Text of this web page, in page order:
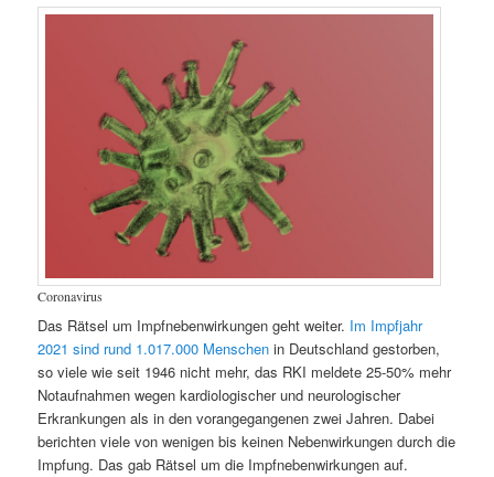
Coronavirus
Das Rätsel um Impfnebenwirkungen geht weiter. Im Impfjahr
2021 sind rund 1.017.000 Menschen in Deutschland gestorben,
so viele wie seit 1946 nicht mehr, das RKI meldete 25-50% mehr
Notaufnahmen wegen kardiologischer und neurologischer
Erkrankungen als in den vorangegangenen zwei Jahren. Dabei
berichten viele von wenigen bis keinen Nebenwirkungen durch die
Impfung. Das gab Rätsel um die Impfnebenwirkungen auf.